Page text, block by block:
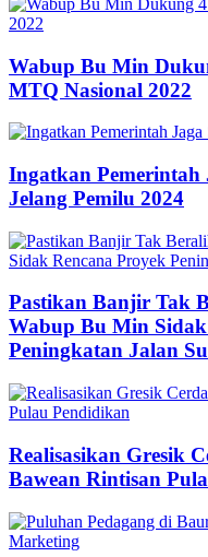
Wabup Bu Min
MTQ Nasional 2022
Ingatkan Pemerintah
Jelang Pemilu 2024
Pastikan Banjir Tak
Wabup Bu Min
Peningkatan Jalan
Realisasikan Gresik
Bawean Rintisan